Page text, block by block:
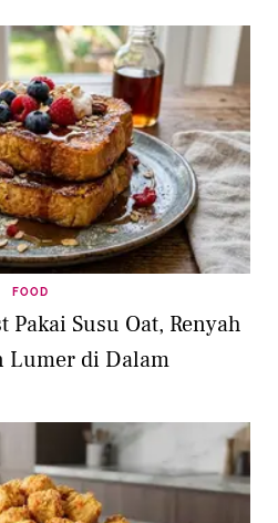
FOOD
Pakai Susu Oat, Renyah
Lumer di Dalam